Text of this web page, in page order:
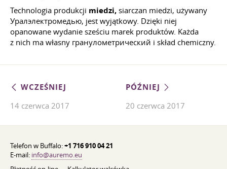
Technologia produkcji miedzi, siarczan miedzi, używany
Уралэлектромедью, jest wyjątkowy. Dzięki niej
opanowane wydanie sześciu marek produktów. Każda
z nich ma własny гранулометрический i skład chemiczny.
WCZEŚNIEJ
14 czerwca 2017
PÓŹNIEJ
20 czerwca 2017
Telefon w Buffalo:+1 716 910 04 21
E-mail: info@auremo.eu